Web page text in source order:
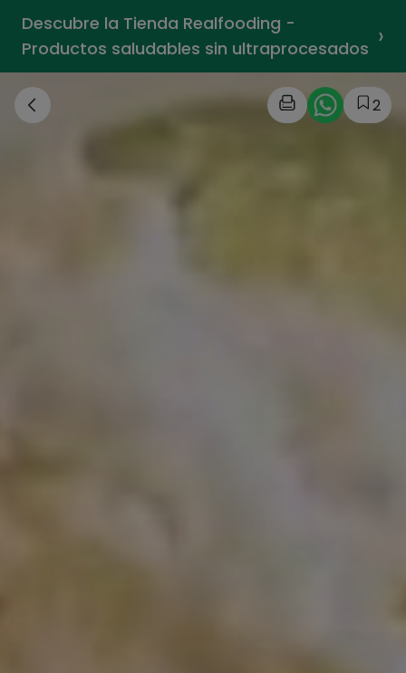
Descubre la Tienda Realfooding -
Productos saludables sin ultraprocesados ›
2